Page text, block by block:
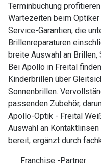
Terminbuchung
Wartezeiten beim
Service-Garantien, die
Brillenreparaturen
breite Auswahl an Brillen,
Bei Apollo in Freital
Kinderbrillen über
Sonnenbrillen.
passenden Zubehör,
Apollo-Optik - Freital
Auswahl an
bereit, ergänzt durch
Franchise -Partner